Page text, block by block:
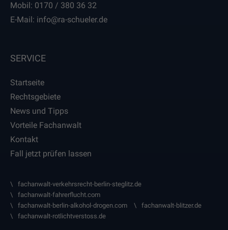
Mobil: 0170 / 380 36 32
E-Mail: info@ra-schueler.de
SERVICE
Startseite
Rechtsgebiete
News und Tipps
Vorteile Fachanwalt
Kontakt
Fall jetzt prüfen lassen
fachanwalt-verkehrsrecht-berlin-steglitz.de
fachanwalt-fahrerflucht.com
fachanwalt-berlin-alkohol-drogen.com
fachanwalt-blitzer.de
fachanwalt-rotlichtverstoss.de